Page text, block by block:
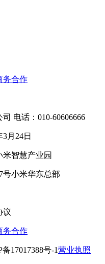
务合作
电话：010-60606666
月24日
智慧产业园
号小米华东总部
议
务合作
17017388号-1营业执照